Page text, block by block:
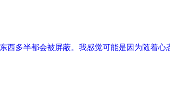
多半都会被屏蔽。我感觉可能是因为随着